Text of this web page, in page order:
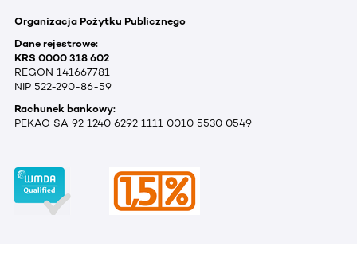
Organizacja Pożytku Publicznego
Dane rejestrowe:
KRS 0000 318 602
REGON 141667781
NIP 522-290-86-59
Rachunek bankowy:
PEKAO SA 92 1240 6292 1111 0010 5530 0549